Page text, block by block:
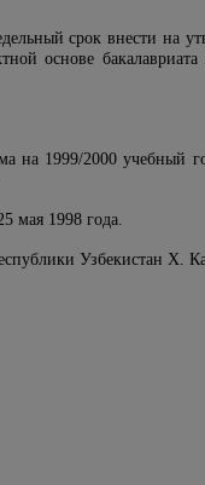
срок внести на
основе
на 1999/2000 учебный
мая 1998 года.
Узбекистан X.